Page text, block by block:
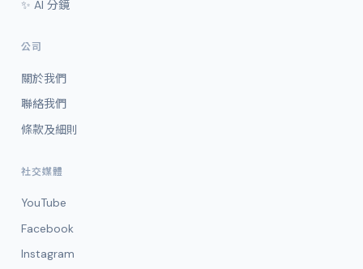
✨ AI 分鏡
公司
關於我們
聯絡我們
條款及細則
社交媒體
YouTube
Facebook
Instagram